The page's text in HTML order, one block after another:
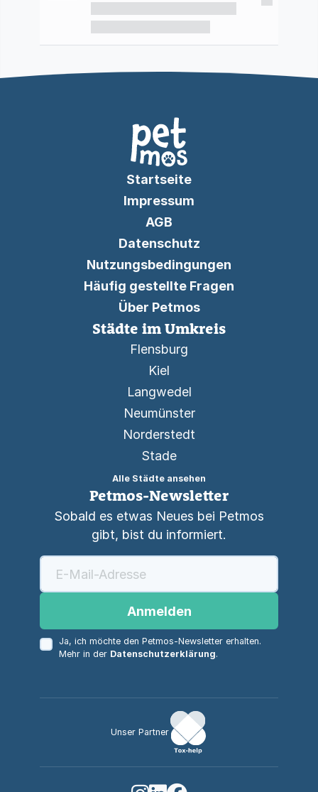
Startseite
Impressum
AGB
Datenschutz
Nutzungsbedingungen
Häufig gestellte Fragen
Über Petmos
Städte im Umkreis
Flensburg
Kiel
Langwedel
Neumünster
Norderstedt
Stade
Alle Städte ansehen
Petmos-Newsletter
Sobald es etwas Neues bei Petmos
gibt, bist du informiert.
Anmelden
Ja, ich möchte den Petmos-Newsletter erhalten.
Mehr in der Datenschutzerklärung.
Unser Partner